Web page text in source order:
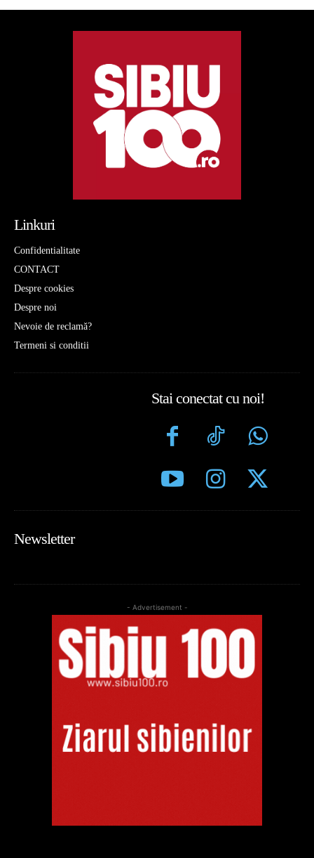
Linkuri
Confidentialitate
CONTACT
Despre cookies
Despre noi
Nevoie de reclamă?
Termeni si conditii
Stai conectat cu noi!
Newsletter
- Advertisement -